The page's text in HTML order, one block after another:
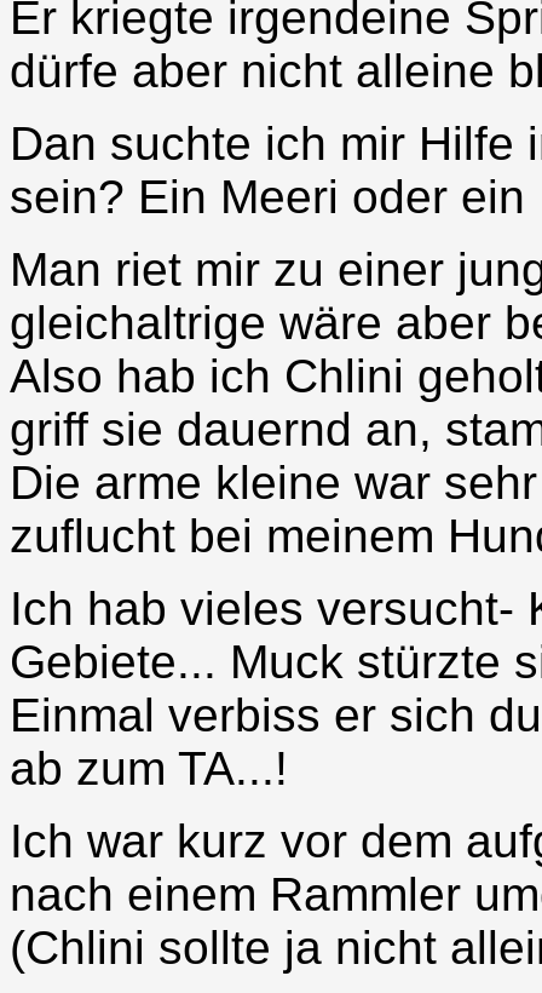
Er kriegte irgendeine
dürfe aber nicht alleine
Dan suchte ich mir Hilfe
sein? Ein Meeri oder ein
Man riet mir zu einer
gleichaltrige wäre aber
Also hab ich Chlini
griff sie dauernd an,
Die arme kleine war
zuflucht bei meinem
Ich hab vieles versucht-
Gebiete... Muck stürzte
Einmal verbiss er sich
ab zum TA...!
Ich war kurz vor dem
nach einem Rammler
(Chlini sollte ja nicht